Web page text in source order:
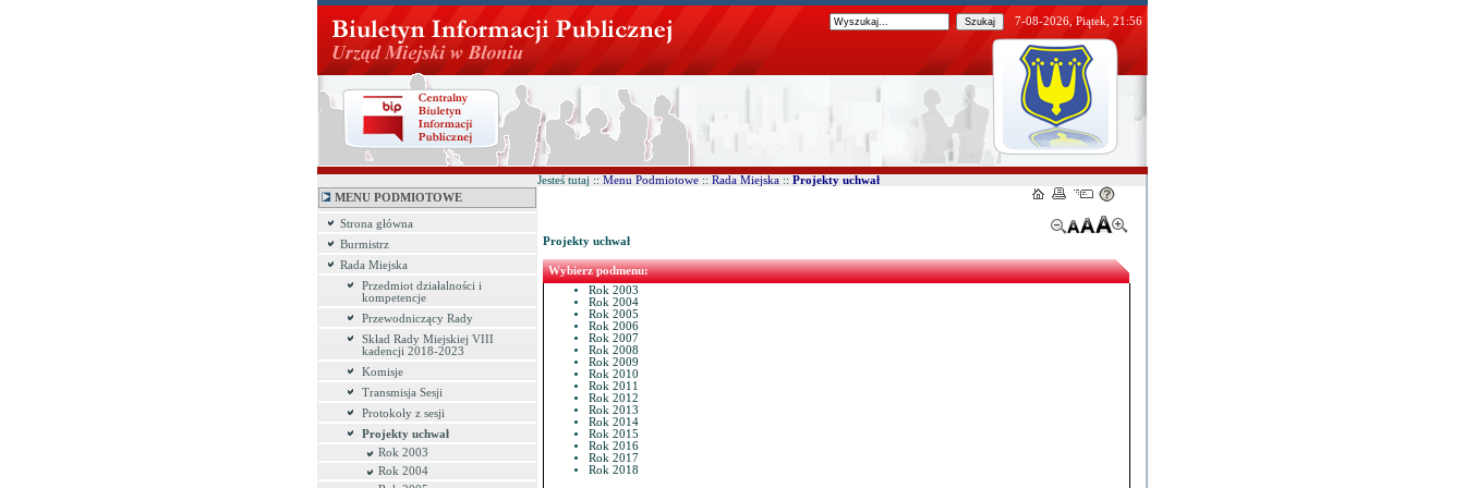
7-08-2026, Piątek, 21:56
MENU PODMIOTOWE
Strona główna
Burmistrz
Rada Miejska
Przedmiot działalności i
kompetencje
Przewodniczący Rady
Skład Rady Miejskiej VIII
kadencji 2018-2023
Komisje
Transmisja Sesji
Protokoły z sesji
Projekty uchwał
Rok 2003
Rok 2004
Jesteś tutaj :: Menu Podmiotowe :: Rada Miejska :: Projekty uchwał
Projekty uchwał
Wybierz podmenu:
Rok 2003
Rok 2004
Rok 2005
Rok 2006
Rok 2007
Rok 2008
Rok 2009
Rok 2010
Rok 2011
Rok 2012
Rok 2013
Rok 2014
Rok 2015
Rok 2016
Rok 2017
Rok 2018